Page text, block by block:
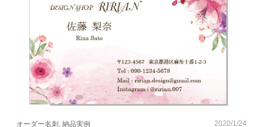
オーダー名刺, 納品実例 2020/1/24